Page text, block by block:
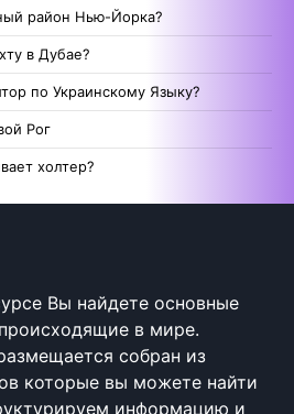
район Нью-Йорка?
в Дубае?
по Украинскому Языку?
Рог
холтер?
Вы найдете основные
в мире.
собран из
которые вы можете найти
информацию и